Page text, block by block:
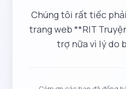
Chúng tôi rất tiếc
trang web **RIT
trợ nữa vì lý do